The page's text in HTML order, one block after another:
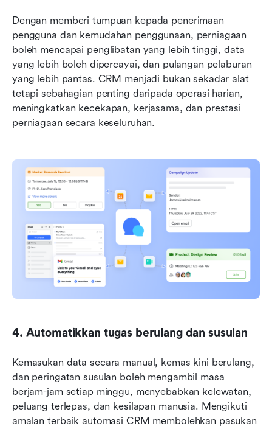
Dengan memberi tumpuan kepada penerimaan
pengguna dan kemudahan penggunaan, perniagaan
boleh mencapai penglibatan yang lebih tinggi, data
yang lebih boleh dipercayai, dan pulangan pelaburan
yang lebih pantas. CRM menjadi bukan sekadar alat
tetapi sebahagian penting daripada operasi harian,
meningkatkan kecekapan, kerjasama, dan prestasi
perniagaan secara keseluruhan.
4. Automatikkan tugas berulang dan susulan
Kemasukan data secara manual, kemas kini berulang,
dan peringatan susulan boleh mengambil masa
berjam-jam setiap minggu, menyebabkan kelewatan,
peluang terlepas, dan kesilapan manusia. Mengikuti
amalan terbaik automasi CRM membolehkan pasukan